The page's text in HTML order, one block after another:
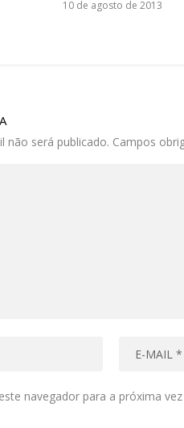
10 de agosto de 2013
não será publicado. Campos
navegador para a próxima